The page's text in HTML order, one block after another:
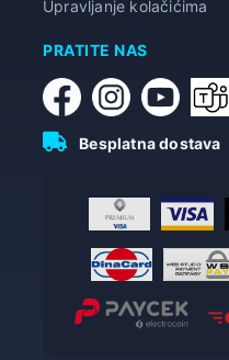
Upravljanje kolačićima
PRATITE NAS
Besplatna dostava